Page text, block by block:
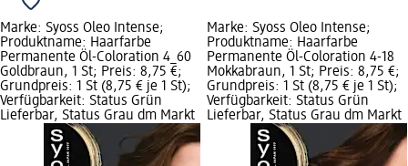
Marke: Syoss Oleo Intense;
Produktname: Haarfarbe
Permanente Öl-Coloration 4_60
Goldbraun, 1 St; Preis: 8,75 €;
Grundpreis: 1 St (8,75 € je 1 St);
Verfügbarkeit: Status Grün
Lieferbar, Status Grau dm Markt
Marke: Syoss Oleo Intense;
Produktname: Haarfarbe
Permanente Öl-Coloration 4-18
Mokkabraun, 1 St; Preis: 8,75 €;
Grundpreis: 1 St (8,75 € je 1 St);
Verfügbarkeit: Status Grün
Lieferbar, Status Grau dm Markt